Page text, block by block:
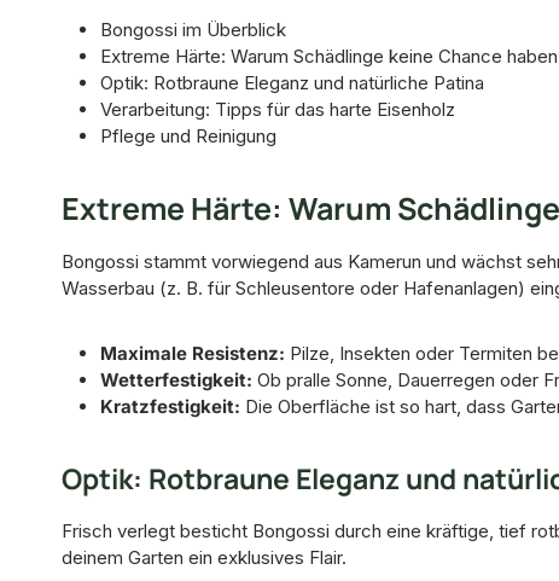
Bongossi im Überblick
Extreme Härte: Warum Schädlinge keine Chance haben
Optik: Rotbraune Eleganz und natürliche Patina
Verarbeitung: Tipps für das harte Eisenholz
Pflege und Reinigung
Extreme Härte: Warum
Bongossi stammt vorwiegend aus Kamerun und wächst
Wasserbau (z. B. für Schleusentore oder Hafenanlagen)
Maximale Resistenz: Pilze, Insekten oder Termiten
Wetterfestigkeit: Ob pralle Sonne, Dauerregen oder
Kratzfestigkeit: Die Oberfläche ist so hart, dass
Optik: Rotbraune Eleganz und
Frisch verlegt besticht Bongossi durch eine kräftige, tief
deinem Garten ein exklusives Flair.